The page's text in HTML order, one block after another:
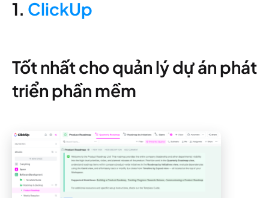
1. ClickUp
Tốt nhất cho quản lý dự án phát
triển phần mềm